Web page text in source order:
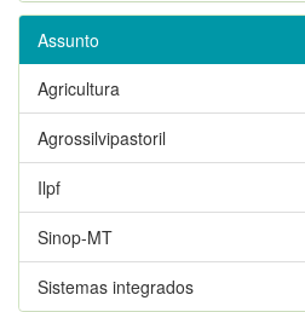
Assunto
Agricultura
Agrossilvipastoril
Ilpf
Sinop-MT
Sistemas integrados